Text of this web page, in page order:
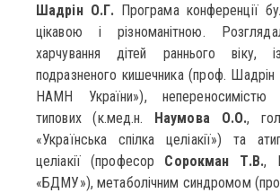
Шадрін О.Г.Програма конференції
цікавою і різноманітною.
харчування дітей раннього віку,
подразненого кишечника (проф.
НАМН України»), непереносимістю
типових (к.мед.н. Наумова О.О.,
«Українська спілка целіакії») та
целіакії (професор Сорокман Т.В.,
«БДМУ»), метаболічним синдромом